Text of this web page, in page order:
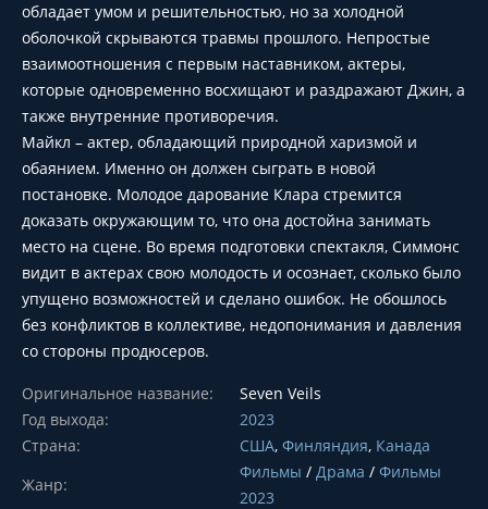
обладает умом и решительностью, но за холодной
оболочкой скрываются травмы прошлого. Непростые
взаимоотношения с первым наставником, актеры,
которые одновременно восхищают и раздражают Джин, а
также внутренние противоречия.
Майкл – актер, обладающий природной харизмой и
обаянием. Именно он должен сыграть в новой
постановке. Молодое дарование Клара стремится
доказать окружающим то, что она достойна занимать
место на сцене. Во время подготовки спектакля, Симмонс
видит в актерах свою молодость и осознает, сколько было
упущено возможностей и сделано ошибок. Не обошлось
без конфликтов в коллективе, недопонимания и давления
со стороны продюсеров.
Оригинальное название:
Seven Veils
Год выхода:
2023
Страна:
США, Финляндия, Канада
Жанр:
Фильмы / Драма / Фильмы
2023